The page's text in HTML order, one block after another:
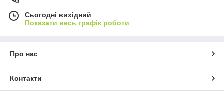
Сьогодні вихідний
Показати весь графік роботи
Про нас
Контакти